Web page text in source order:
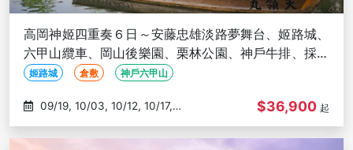
高岡神姬四重奏６日～安藤忠雄淡路夢舞台、姬路城、
六甲山纜車、岡山後樂園、栗林公園、神戶牛排、採果
體驗－高雄出發
姬路城 倉敷 神戶六甲山
10/26
$36,900 起